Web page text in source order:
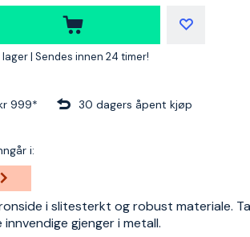
| Sendes innen 24 timer!
999* 30 dagers åpent kjøp
i:
i slitesterkt og robust materiale.
gjenger i metall.